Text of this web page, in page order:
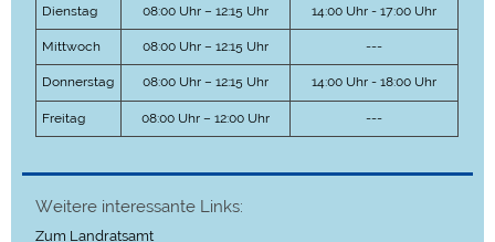
Dienstag 08:00 Uhr – 12:15 Uhr 14:00 Uhr - 17:00 Uhr
Mittwoch 08:00 Uhr – 12:15 Uhr ---
Donnerstag 08:00 Uhr – 12:15 Uhr 14:00 Uhr - 18:00 Uhr
Freitag 08:00 Uhr – 12:00 Uhr ---
Weitere interessante Links:
Zum Landratsamt